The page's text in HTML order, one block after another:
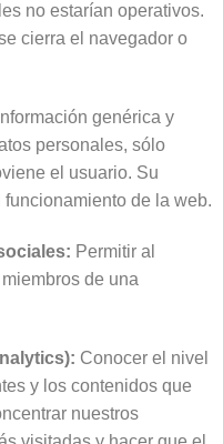
no estarían operativos.
cierra el navegador o
genérica y
personales, sólo
el usuario. Su
de la web.
Permitir al
de una
Conocer el nivel
y los contenidos que
nuestros